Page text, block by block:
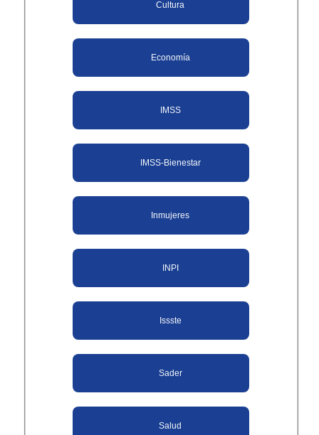
Cultura
Economía
IMSS
IMSS-Bienestar
Inmujeres
INPI
Issste
Sader
Salud